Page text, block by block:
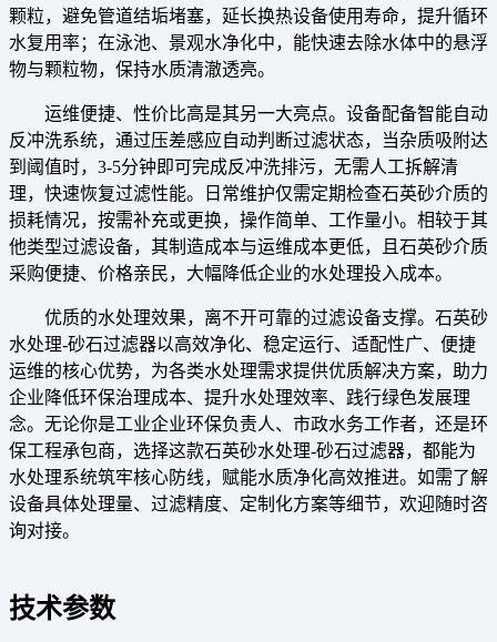
颗粒，避免管道结垢堵塞，延长换热设备使用寿命，提升循环
水复用率；在泳池、景观水净化中，能快速去除水体中的悬浮
物与颗粒物，保持水质清澈透亮。
运维便捷、性价比高是其另一大亮点。设备配备智能自动
反冲洗系统，通过压差感应自动判断过滤状态，当杂质吸附达
到阈值时，3-5分钟即可完成反冲洗排污，无需人工拆解清
理，快速恢复过滤性能。日常维护仅需定期检查石英砂介质的
损耗情况，按需补充或更换，操作简单、工作量小。相较于其
他类型过滤设备，其制造成本与运维成本更低，且石英砂介质
采购便捷、价格亲民，大幅降低企业的水处理投入成本。
优质的水处理效果，离不开可靠的过滤设备支撑。石英砂
水处理-砂石过滤器以高效净化、稳定运行、适配性广、便捷
运维的核心优势，为各类水处理需求提供优质解决方案，助力
企业降低环保治理成本、提升水处理效率、践行绿色发展理
念。无论你是工业企业环保负责人、市政水务工作者，还是环
保工程承包商，选择这款石英砂水处理-砂石过滤器，都能为
水处理系统筑牢核心防线，赋能水质净化高效推进。如需了解
设备具体处理量、过滤精度、定制化方案等细节，欢迎随时咨
询对接。
技术参数